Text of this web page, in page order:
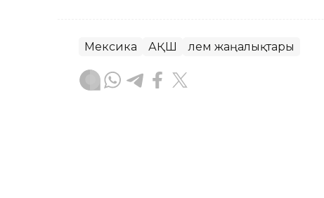
Мексика АҚШ Әлем жаңалықтары